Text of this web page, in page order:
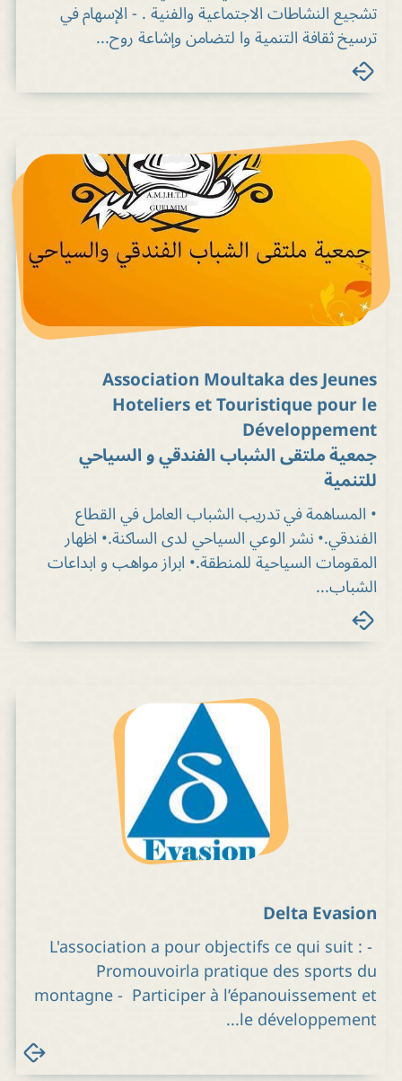
تشجيع النشاطات الاجتماعية والفنية . - الإسهام في
ترسيخ ثقافة التنمية وا لتضامن وإشاعة روح...
Association Moultaka des Jeunes
Hoteliers et Touristique pour le
Développement
جمعية ملتقى الشباب الفندقي و السياحي
للتنمية
• المساهمة في تدريب الشباب العامل في القطاع
الفندقي.• نشر الوعي السياحي لدى الساكنة.• اظهار
المقومات السياحية للمنطقة.• ابراز مواهب و ابداعات
الشباب...
Delta Evasion
L'association a pour objectifs ce qui suit : -
Promouvoirla pratique des sports du
montagne - Participer à l’épanouissement et
le développement...